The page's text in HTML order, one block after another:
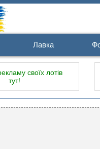
Лавка
своїх лотів
тут!